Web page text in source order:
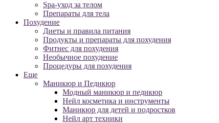
Spa-уход за телом
Препараты для тела
Похудение
Диеты и правила питания
Продукты и препараты для похудения
Фитнес для похудения
Необычное похудение
Процедуры для похудения
Еще
Маникюр и Педикюр
Модный маникюр и педикюр
Нейл косметика и инструменты
Маникюр для детей и подростков
Нейл арт техники